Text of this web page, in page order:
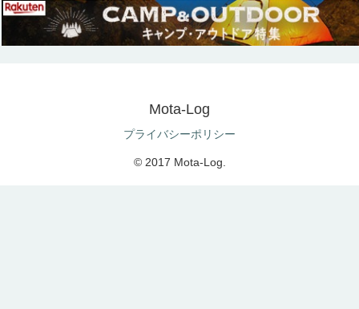
Mota-Log
プライバシーポリシー
© 2017 Mota-Log.